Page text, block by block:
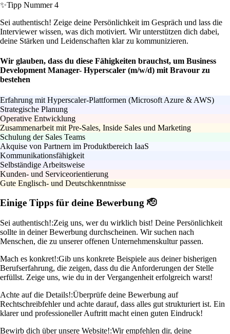
✨Tipp Nummer 4
Sei authentisch! Zeige deine Persönlichkeit im Gespräch und lass die
Interviewer wissen, was dich motiviert. Wir unterstützen dich dabei,
deine Stärken und Leidenschaften klar zu kommunizieren.
Wir glauben, dass du diese Fähigkeiten brauchst, um Business
Development Manager- Hyperscaler (m/w/d) mit Bravour zu
bestehen
Erfahrung mit Hyperscaler-Plattformen (Microsoft Azure & AWS)
Strategische Planung
Operative Entwicklung
Zusammenarbeit mit Pre-Sales, Inside Sales und Marketing
Schulung der Sales Teams
Akquise von Partnern im Produktbereich IaaS
Kommunikationsfähigkeit
Selbständige Arbeitsweise
Kunden- und Serviceorientierung
Gute Englisch- und Deutschkenntnisse
Einige Tipps für deine Bewerbung 🫡
Sei authentisch!:Zeig uns, wer du wirklich bist! Deine Persönlichkeit
sollte in deiner Bewerbung durchscheinen. Wir suchen nach
Menschen, die zu unserer offenen Unternehmenskultur passen.
Mach es konkret!:Gib uns konkrete Beispiele aus deiner bisherigen
Berufserfahrung, die zeigen, dass du die Anforderungen der Stelle
erfüllst. Zeige uns, wie du in der Vergangenheit erfolgreich warst!
Achte auf die Details!:Überprüfe deine Bewerbung auf
Rechtschreibfehler und achte darauf, dass alles gut strukturiert ist. Ein
klarer und professioneller Auftritt macht einen guten Eindruck!
Bewirb dich über unsere Website!:Wir empfehlen dir, deine